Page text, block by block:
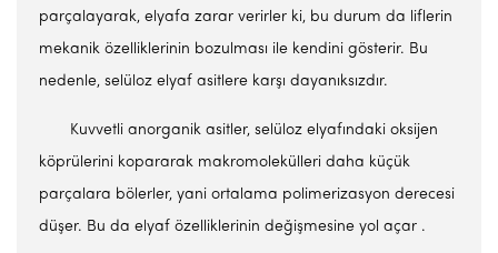
parçalayarak, elyafa zarar verirler ki, bu durum da liflerin
mekanik özelliklerinin bozulması ile kendini gösterir. Bu
nedenle, selüloz elyaf asitlere karşı dayanıksızdır.
Kuvvetli anorganik asitler, selüloz elyafındaki oksijen
köprülerini kopararak makromolekülleri daha küçük
parçalara bölerler, yani ortalama polimerizasyon derecesi
düşer. Bu da elyaf özelliklerinin değişmesine yol açar .